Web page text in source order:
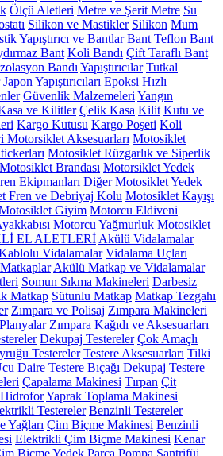
Ölçü Aletleri Metre ve Şerit Metre Su
Silikon ve Mastikler Silikon Mum
Yapıştırıcı ve Bantlar Bant Teflon Bant
Bant Koli Bandı Çift Taraflı Bant
Bandı Yapıştırıcılar Tutkal
Japon Yapıştırıcıları Epoksi Hızlı
Güvenlik Malzemeleri Yangın
ve Kilitler Çelik Kasa Kilit Kutu ve
Kargo Kutusu Kargo Poşeti Koli
Motorsiklet Aksesuarları Motosiklet
Motosiklet Rüzgarlık ve Siperlik
Motosiklet Brandası Motorsiklet Yedek
Ekipmanları Diğer Motosiklet Yedek
Fren ve Debriyaj Kolu Motosiklet Kayışı
Giyim Motorcu Eldiveni
Motorcu Yağmurluk Motosiklet
EL ALETLERİ Akülü Vidalamalar
Vidalamalar Vidalama Uçları
Akülü Matkap ve Vidalamalar
Somun Sıkma Makineleri Darbesiz
Matkap Sütunlu Matkap Matkap Tezgahı
Zımpara ve Polisaj Zımpara Makineleri
Planyalar Zımpara Kağıdı ve Aksesuarları
Dekupaj Testereler Çok Amaçlı
Testereler Testere Aksesuarları Tilki
Daire Testere Bıçağı Dekupaj Testere
Çapalama Makinesi Tırpan Çit
HidroforYaprak Toplama Makinesi
Testereler Benzinli Testereler
Yağları Çim Biçme Makinesi Benzinli
Elektrikli Çim Biçme Makinesi Kenar
Biçme Yedek Parça Pompa Santrifüj